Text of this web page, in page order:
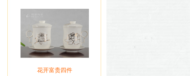
花开富贵四件